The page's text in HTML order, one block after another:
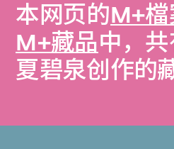
本网页的M+
M+藏品中，
夏碧泉创作的